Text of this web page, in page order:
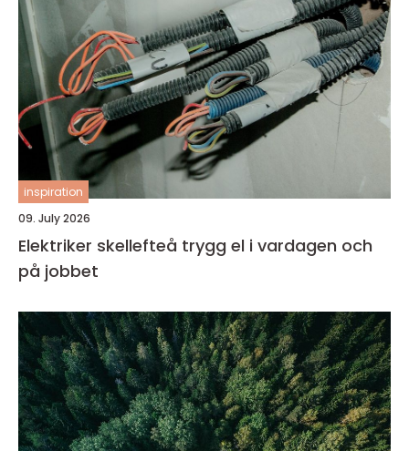
inspiration
09. July 2026
Elektriker skellefteå trygg el i vardagen och
på jobbet